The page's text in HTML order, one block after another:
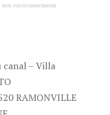
canal – Villa
RAMONVILLE